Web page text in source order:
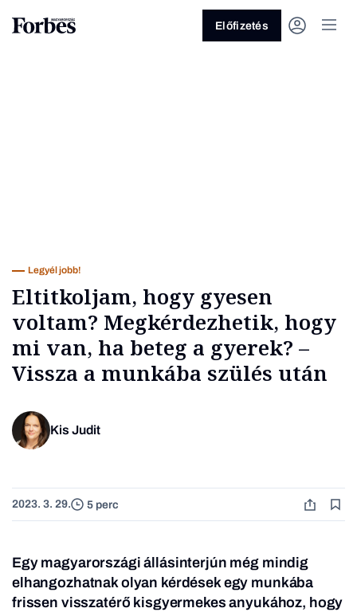
Üzlet
Előfizetés
Legyél jobb!
Eltitkoljam, hogy gyesen
voltam? Megkérdezhetik, hogy
mi van, ha beteg a gyerek? –
Vissza a munkába szülés után
Kis Judit
2023. 3. 29. 5 perc
Egy magyarországi állásinterjún még mindig
elhangozhatnak olyan kérdések egy munkába
frissen visszatérő kisgyermekes anyukához, hogy